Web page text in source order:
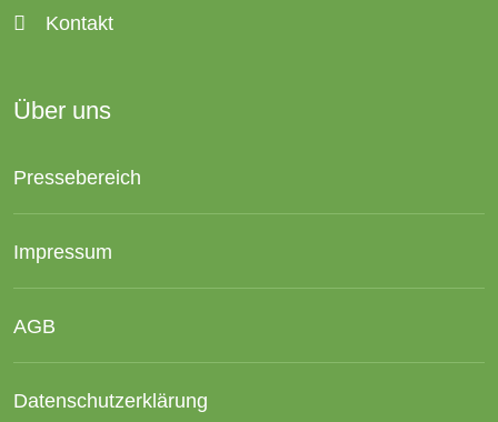
Kontakt
Über uns
Pressebereich
Impressum
AGB
Datenschutzerklärung